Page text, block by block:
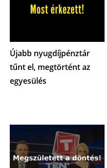
Újabb nyugdíjpénztár
tűnt el, megtörtént az
egyesülés